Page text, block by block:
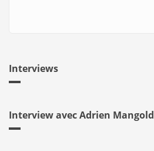
Interviews
Interview avec Adrien Mangold